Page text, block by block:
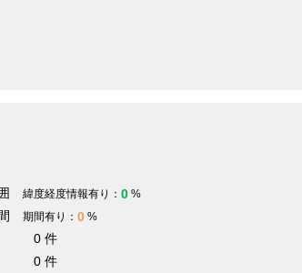
緯度経度情報有り： 0 %
期間有り： 0 %
0 件
0 件